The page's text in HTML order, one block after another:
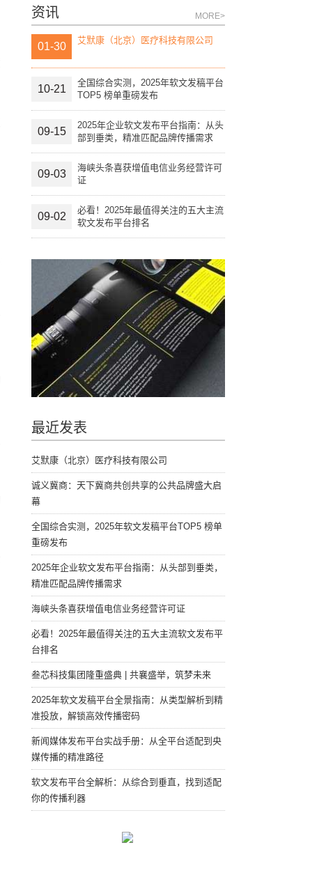
资讯 MORE>
01-30
艾默康（北京）医疗科技有限公司
10-21
全国综合实测，2025年软文发稿平台
TOP5 榜单重磅发布
09-15
2025年企业软文发布平台指南：从头
部到垂类，精准匹配品牌传播需求
09-03
海峡头条喜获增值电信业务经营许可
证
09-02
必看！2025年最值得关注的五大主流
软文发布平台排名
最近发表
艾默康（北京）医疗科技有限公司
诚义冀商：天下冀商共创共享的公共品牌盛大启
幕
全国综合实测，2025年软文发稿平台TOP5 榜单
重磅发布
2025年企业软文发布平台指南：从头部到垂类，
精准匹配品牌传播需求
海峡头条喜获增值电信业务经营许可证
必看！2025年最值得关注的五大主流软文发布平
台排名
叁芯科技集团隆重盛典 | 共襄盛举，筑梦未来
2025年软文发稿平台全景指南：从类型解析到精
准投放，解锁高效传播密码
新闻媒体发布平台实战手册：从全平台适配到央
媒传播的精准路径
软文发布平台全解析：从综合到垂直，找到适配
你的传播利器